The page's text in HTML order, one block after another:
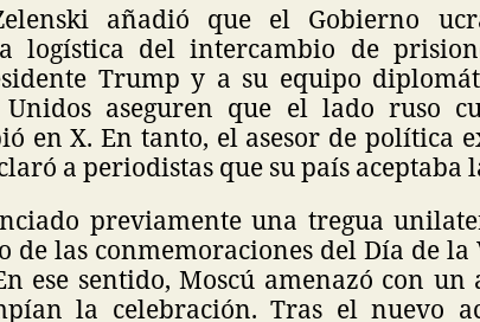
añadió que el Gobierno
logística del intercambio de
Trump y a su equipo
Unidos aseguren que el lado ruso
en X. En tanto, el asesor de política
a periodistas que su país aceptaba
previamente una tregua
de las conmemoraciones del Día de
ese sentido, Moscú amenazó con un
la celebración. Tras el nuevo